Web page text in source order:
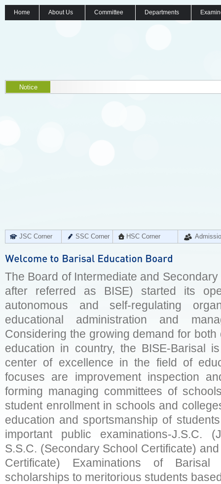
Home About Us Committee Departments
Notice
JSC Corner SSC Corner HSC Corner
The Board of Intermediate and
after referred as BISE) started its
autonomous and self-regulating
educational administration and
Considering the growing demand for
education in country, the BISE-Barisal
center of excellence in the field of
focuses are improvement inspection
forming managing committees of
student enrollment in schools and
education and sportsmanship of
important public examinations-J.S.C.
S.S.C. (Secondary School Certificate)
Certificate) Examinations of
scholarships to meritorious students